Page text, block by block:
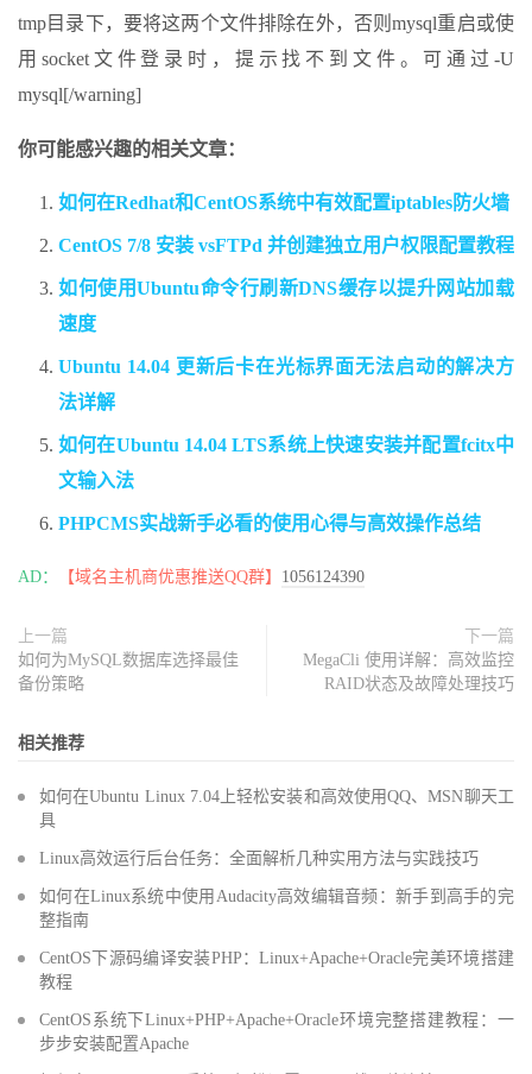
tmp目录下，要将这两个文件排除在外，否则mysql重启或使
用socket文件登录时，提示找不到文件。可通过-U
mysql[/warning]
你可能感兴趣的相关文章：
如何在Redhat和CentOS系统中有效配置iptables防火墙
CentOS 7/8 安装 vsFTPd 并创建独立用户权限配置教程
如何使用Ubuntu命令行刷新DNS缓存以提升网站加载
速度
Ubuntu 14.04 更新后卡在光标界面无法启动的解决方
法详解
如何在Ubuntu 14.04 LTS系统上快速安装并配置fcitx中
文输入法
PHPCMS实战新手必看的使用心得与高效操作总结
AD： 【域名主机商优惠推送QQ群】 1056124390
上一篇
如何为MySQL数据库选择最佳
备份策略
下一篇
MegaCli 使用详解：高效监控
RAID状态及故障处理技巧
相关推荐
如何在Ubuntu Linux 7.04上轻松安装和高效使用QQ、MSN聊天工
具
Linux高效运行后台任务：全面解析几种实用方法与实践技巧
如何在Linux系统中使用Audacity高效编辑音频：新手到高手的完
整指南
CentOS下源码编译安装PHP：Linux+Apache+Oracle完美环境搭建
教程
CentOS系统下Linux+PHP+Apache+Oracle环境完整搭建教程：一
步步安装配置Apache